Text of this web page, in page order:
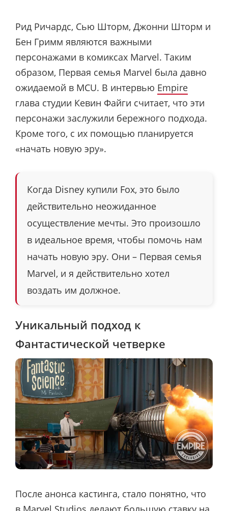
Рид Ричардс, Сью Шторм, Джонни Шторм и
Бен Гримм являются важными
персонажами в комиксах Marvel. Таким
образом, Первая семья Marvel была давно
ожидаемой в MCU. В интервью Empire
глава студии Кевин Файги считает, что эти
персонажи заслужили бережного подхода.
Кроме того, с их помощью планируется
«начать новую эру».
Когда Disney купили Fox, это было
действительно неожиданное
осуществление мечты. Это произошло
в идеальное время, чтобы помочь нам
начать новую эру. Они – Первая семья
Marvel, и я действительно хотел
воздать им должное.
Уникальный подход к
Фантастической четверке
После анонса кастинга, стало понятно, что